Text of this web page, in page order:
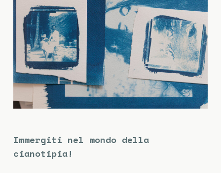
Immergiti nel mondo della
cianotipia!